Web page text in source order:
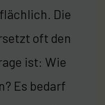
Die
oft den
ist: Wie
Es bedarf